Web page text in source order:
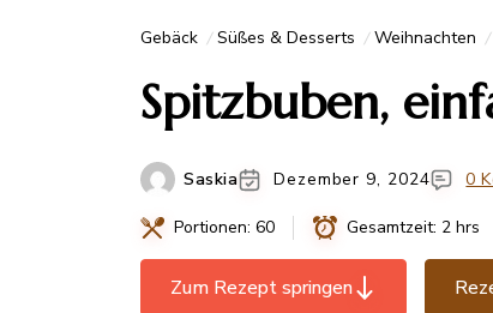
Gebäck Süßes & Desserts Weihnachten
Spitzbuben,
Saskia Dezember 9, 2024 0
Portionen: 60 Gesamtzeit: 2 hrs
Zum Rezept springen